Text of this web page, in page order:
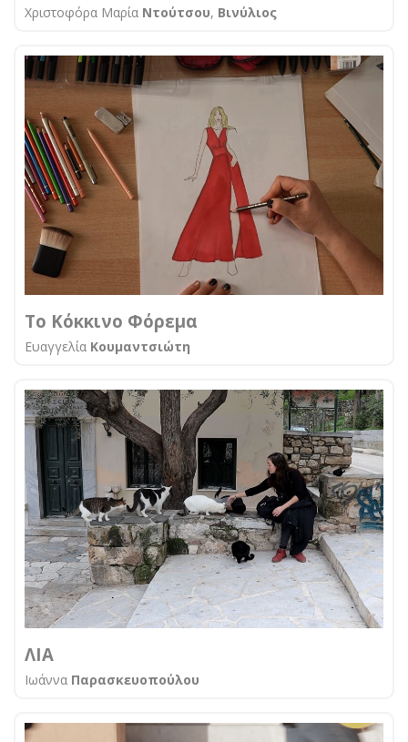
Χριστοφόρα Μαρία Ντούτσου, Βινύλιος
Το Κόκκινο Φόρεμα
Ευαγγελία Κουμαντσιώτη
ΛΙΑ
Ιωάννα Παρασκευοπούλου